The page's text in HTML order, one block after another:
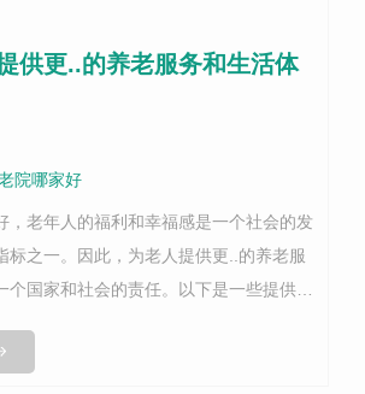
供更..的养老服务和生活体
院哪家好
，老年人的福利和幸福感是一个社会的发
标之一。因此，为老人提供更..的养老服
个国家和社会的责任。以下是一些提供
务的范围和...